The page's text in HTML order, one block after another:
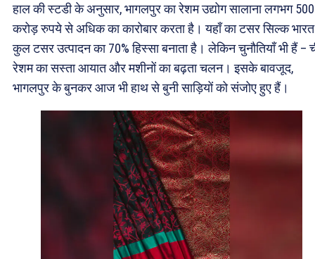
हाल की स्टडी के अनुसार, भागलपुर का रेशम उद्योग सालाना लगभग 500
करोड़ रुपये से अधिक का कारोबार करता है। यहाँ का टसर सिल्क
कुल टसर उत्पादन का 70% हिस्सा बनाता है। लेकिन चुनौतियाँ भी हैं –
रेशम का सस्ता आयात और मशीनों का बढ़ता चलन। इसके बावजूद,
भागलपुर के बुनकर आज भी हाथ से बुनी साड़ियों को संजोए हुए हैं।